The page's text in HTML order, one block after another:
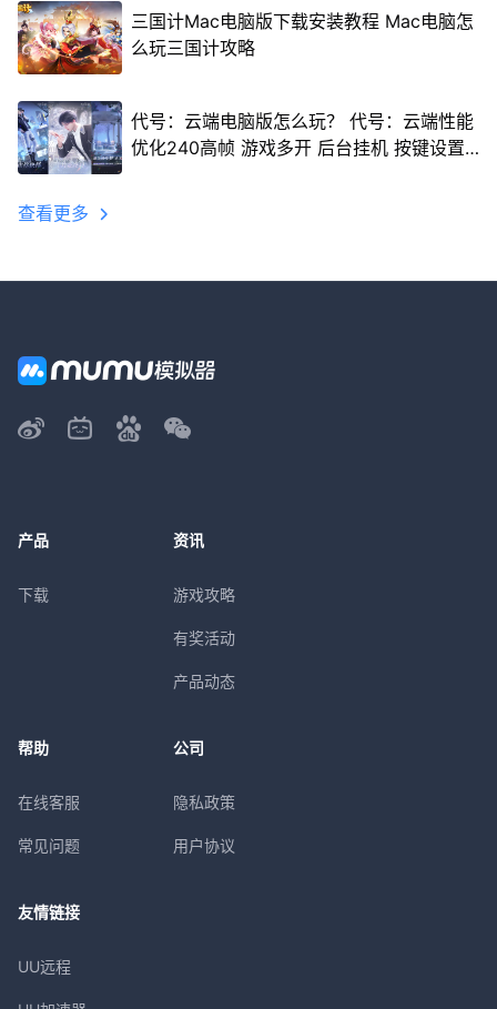
三国计Mac电脑版下载安装教程 Mac电脑怎
么玩三国计攻略
代号：云端电脑版怎么玩？ 代号：云端性能
优化240高帧 游戏多开 后台挂机 按键设置
查看更多
产品
下载
资讯
游戏攻略
有奖活动
产品动态
帮助
在线客服
常见问题
公司
隐私政策
用户协议
友情链接
UU远程